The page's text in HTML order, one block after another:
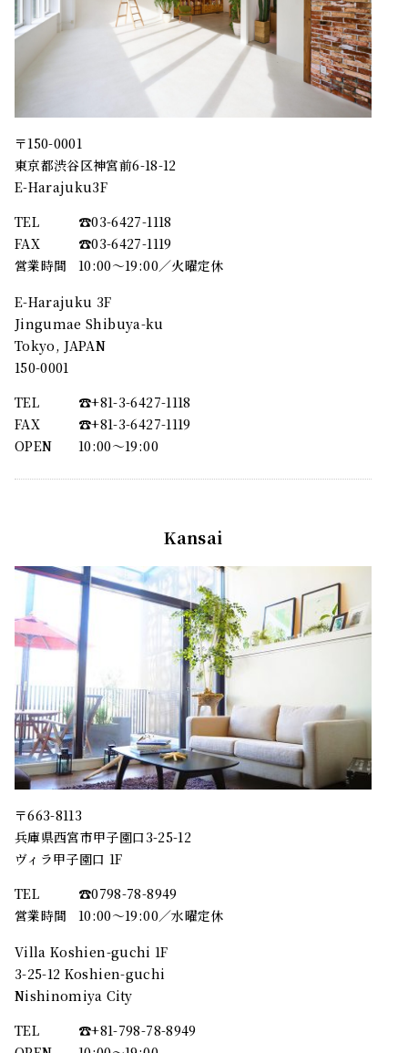
〒150-0001
東京都渋谷区神宮前6-18-12
E-Harajuku3F
TEL
☎︎03-6427-1118
FAX
☎︎03-6427-1119
営業時間
10:00～19:00／火曜定休
E-Harajuku 3F
Jingumae Shibuya-ku
Tokyo, JAPAN
150-0001
TEL
☎︎+81-3-6427-1118
FAX
☎︎+81-3-6427-1119
OPEN
10:00〜19:00
Kansai
〒663-8113
兵庫県西宮市甲子園口3-25-12
ヴィラ甲子園口 1F
TEL
☎︎0798-78-8949
営業時間
10:00～19:00／水曜定休
Villa Koshien-guchi 1F
3-25-12 Koshien-guchi
Nishinomiya City
TEL
☎︎+81-798-78-8949